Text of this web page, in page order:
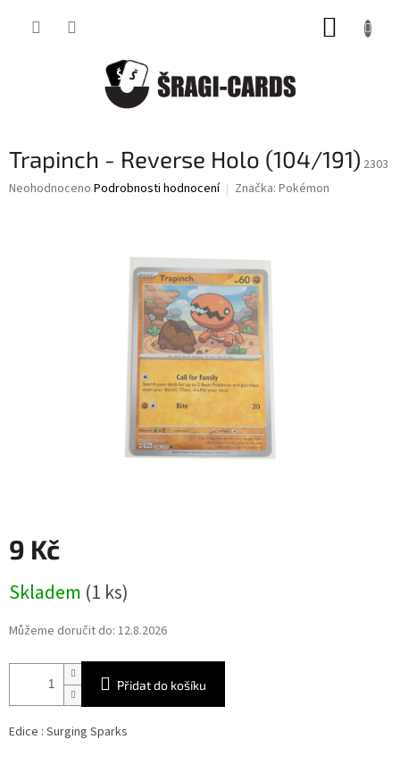
Trapinch - Reverse Holo (104/191) 2303
Průměrné
Neohodnoceno Podrobnosti hodnocení Značka: Pokémon
9 Kč
cena:
Skladem (1 ks)
Můžeme doručit do: 12.8.2026
Přidat do košíku
Edice : Surging Sparks